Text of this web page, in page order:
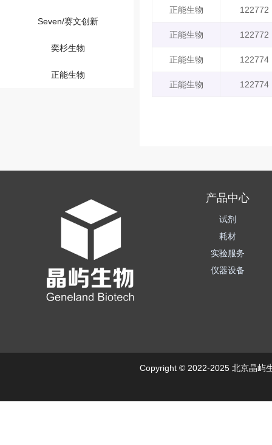
Seven/赛文创新
奕杉生物
正能生物
正能生物 122772
正能生物 122772
正能生物 122774
正能生物 122774
产品中心
试剂
耗材
实验服务
仪器设备
Copyright © 2022-2025 北京晶屿